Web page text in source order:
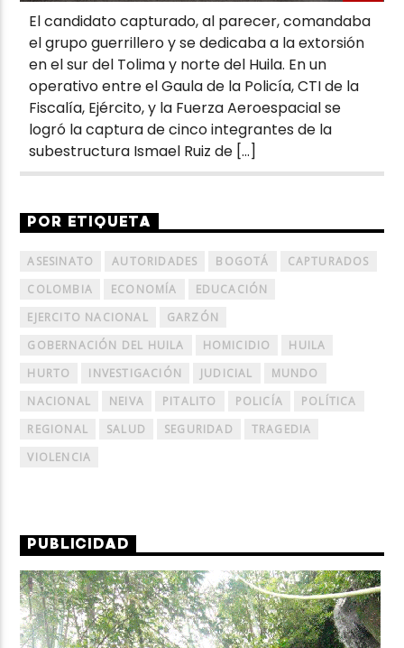
El candidato capturado, al parecer, comandaba
el grupo guerrillero y se dedicaba a la extorsión
en el sur del Tolima y norte del Huila. En un
operativo entre el Gaula de la Policía, CTI de la
Fiscalía, Ejército, y la Fuerza Aeroespacial se
logró la captura de cinco integrantes de la
subestructura Ismael Ruiz de […]
POR ETIQUETA
ASESINATO AUTORIDADES BOGOTÁ
CAPTURADOS
COLOMBIA
ECONOMÍA
EDUCACIÓN
EJERCITO NACIONAL
GARZÓN
GOBERNACIÓN DEL HUILA
HOMICIDIO
HUILA
HURTO
INVESTIGACIÓN JUDICIAL
MUNDO
NACIONAL
NEIVA PITALITO POLICÍA
POLÍTICA
REGIONAL
SALUD SEGURIDAD
TRAGEDIA
VIOLENCIA
PUBLICIDAD